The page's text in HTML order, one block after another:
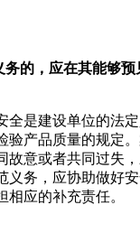
的，应在其能够
是建设单位的法
产品质量的规定
意或者共同过失
务，应协助做好
应的补充责任。